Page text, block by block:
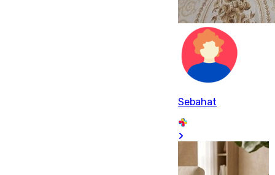
Sebahat